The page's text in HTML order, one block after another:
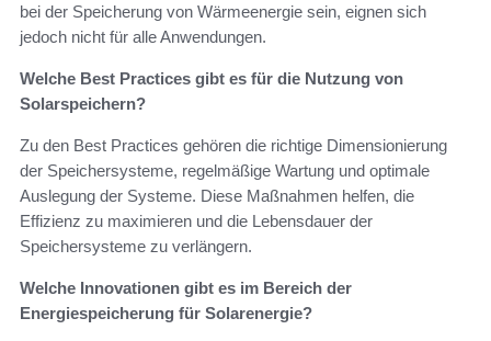
bei der Speicherung von Wärmeenergie sein, eignen sich
jedoch nicht für alle Anwendungen.
Welche Best Practices gibt es für die Nutzung von
Solarspeichern?
Zu den Best Practices gehören die richtige Dimensionierung
der Speichersysteme, regelmäßige Wartung und optimale
Auslegung der Systeme. Diese Maßnahmen helfen, die
Effizienz zu maximieren und die Lebensdauer der
Speichersysteme zu verlängern.
Welche Innovationen gibt es im Bereich der
Energiespeicherung für Solarenergie?